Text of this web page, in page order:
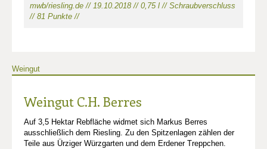
mwb/riesling.de // 19.10.2018 // 0,75 l // Schraubverschluss
// 81 Punkte //
Weingut
Weingut C.H. Berres
Auf 3,5 Hektar Rebfläche widmet sich Markus Berres
ausschließlich dem Riesling. Zu den Spitzenlagen zählen der
Teile aus Ürziger Würzgarten und dem Erdener Treppchen.